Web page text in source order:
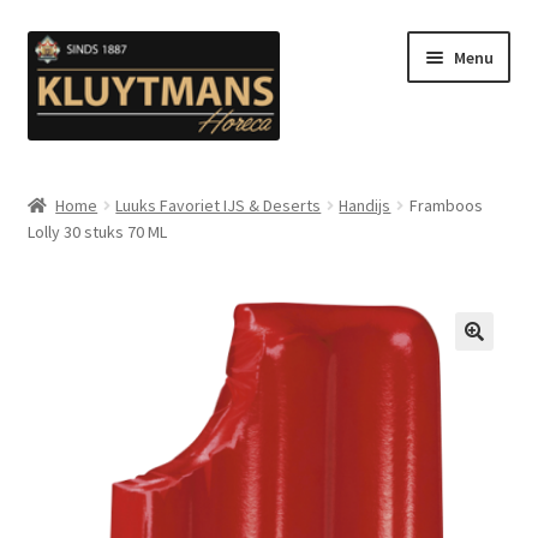
Ga
door
naar
navigatie
Ga
naar
de
inhoud
Menu
Kip en Gevogelte
Luuks Favoriet IJS & Deserts
Home Luuks Favoriet IJS & Deserts Handijs
Framboos
Lolly 30 stuks 70 ML